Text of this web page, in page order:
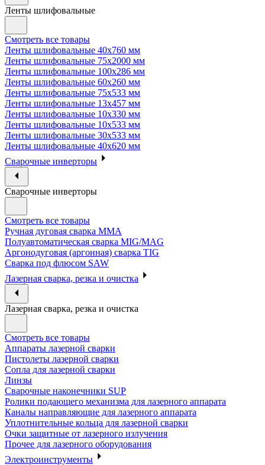
Ленты шлифовальные
Смотреть все товары
Ленты шлифовальные 40х760 мм
Ленты шлифовальные 75х2000 мм
Ленты шлифовальные 100х286 мм
Ленты шлифовальные 60х260 мм
Ленты шлифовальные 75х533 мм
Ленты шлифовальные 13х457 мм
Ленты шлифовальные 10х330 мм
Ленты шлифовальные 10х533 мм
Ленты шлифовальные 30х533 мм
Ленты шлифовальные 40х620 мм
Сварочные инверторы
Сварочные инверторы
Смотреть все товары
Ручная дуговая сварка MMA
Полуавтоматическая сварка MIG/MAG
Аргонодуговая (аргонная) сварка TIG
Сварка под флюсом SAW
Лазерная сварка, резка и очистка
Лазерная сварка, резка и очистка
Смотреть все товары
Аппараты лазерной сварки
Пистолеты лазерной сварки
Сопла для лазерной сварки
Линзы
Сварочные наконечники SUP
Ролики подающего механизма для лазерного аппарата
Каналы направляющие для лазерного аппарата
Уплотнительные кольца для лазерной сварки
Очки защитные от лазерного излучения
Прочее для лазерного оборудования
Электроинструменты